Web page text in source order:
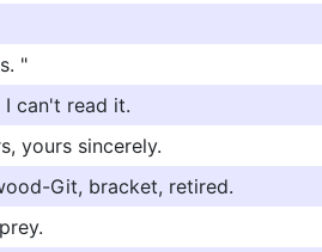
"
I can't read it.
yours sincerely.
Git, bracket, retired.